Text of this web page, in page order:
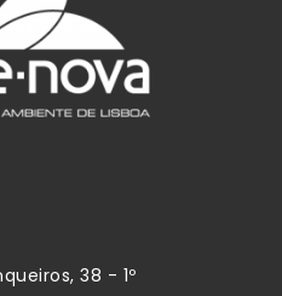
38 - 1º